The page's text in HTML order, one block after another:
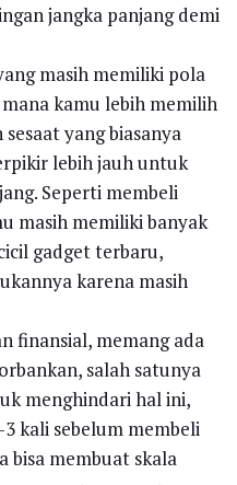
jangka panjang demi
masih memiliki pola
kamu lebih memilih
yang biasanya
lebih jauh untuk
Seperti membeli
masih memiliki banyak
gadget terbaru,
karena masih
finansial, memang ada
salah satunya
menghindari hal ini,
kali sebelum membeli
bisa membuat skala